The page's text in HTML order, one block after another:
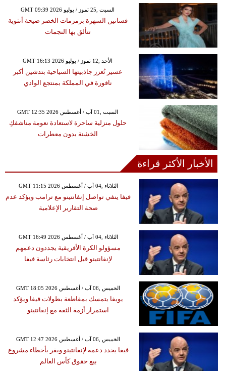
GMT 09:39 2026 السبت ,25 تموز / يوليو
فساتين السهرة بزمزمات الخصر صيحة أنثوية
تتألق بها النجمات
GMT 16:13 2026 الأحد ,12 تموز / يوليو
عسير تُعزز جاذبيتها السياحية بتدشين أكبر
نافورة في المملكة بمنتجع الوادي
GMT 12:35 2026 السبت ,01 آب / أغسطس
حلول منزلية ساحرة لاستعادة نعومة مناشفكِ
الخشنة بدون معطرات
الأخبار الأكثر قراءة
GMT 11:15 2026 الثلاثاء ,04 آب / أغسطس
فيفا ينفي تواصل إنفانتينو مع ترامب ويؤكد عدم
صحة التقارير الإعلامية
GMT 16:49 2026 الثلاثاء ,04 آب / أغسطس
مسؤولو الكرة الأفريقية يجددون دعمهم
لإنفانتينو قبل انتخابات رئاسة فيفا
GMT 18:05 2026 الخميس ,06 آب / أغسطس
يويفا يتمسك بمقاطعة بطولات فيفا ويؤكد
استمرار أزمة الثقة مع إنفانتينو
GMT 12:47 2026 الخميس ,06 آب / أغسطس
فيفا يجدد دعمه لإنفانتينو ويقر بأخطاء مشروع
بيع حقوق كأس العالم